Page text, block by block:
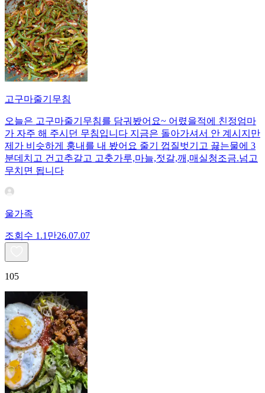
고구마줄기무침
오늘은 고구마줄기무침를 담궈봤어요~ 어렸을적에 친정엄마
가 자주 해 주시던 무침입니다 지금은 돌아가셔서 안 계시지만
제가 비슷하게 훙내를 내 봤어요 줄기 껍질벗기고 끓는물에 3
분데치고 건고추갈고 고춧가루,마늘,젓갈,깨,매실청조금.넘고
무치면 됩니다
울가족
조회수 1.1만26.07.07
105